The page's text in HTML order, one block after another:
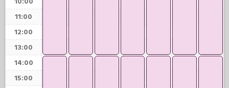
11:00
12:00
13:00
14:00
15:00